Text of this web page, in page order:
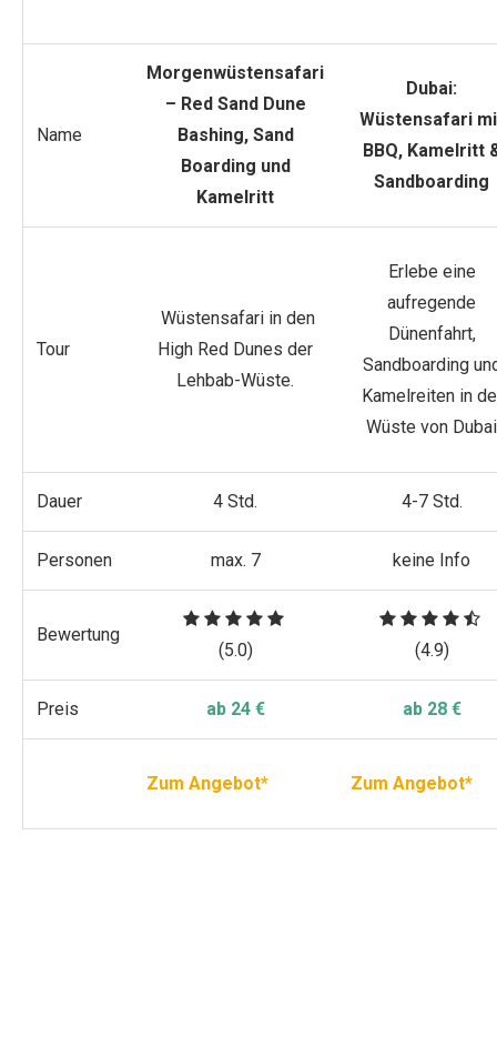
Name
Morgenwüstensafari
– Red Sand Dune
Bashing, Sand
Boarding und
Kamelritt
Dubai:
Wüstensafari
BBQ, Kamelritt
Sandboarding
Tour
Wüstensafari in den
High Red Dunes der
Lehbab-Wüste.
Erlebe eine
aufregende
Dünenfahrt,
Sandboarding
Kamelreiten in
Wüste von Dubai
Dauer 4 Std. 4-7 Std.
Personen max. 7 keine Info
Bewertung
(5.0) (4.9)
Preis ab 24 € ab 28 €
Zum Angebot* Zum Angebot*